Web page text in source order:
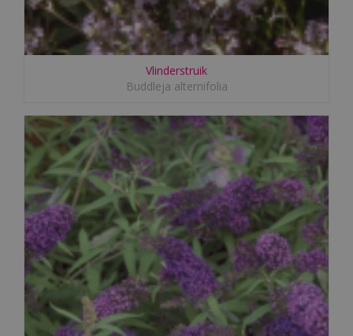
Vlinderstruik
Buddleja alternifolia